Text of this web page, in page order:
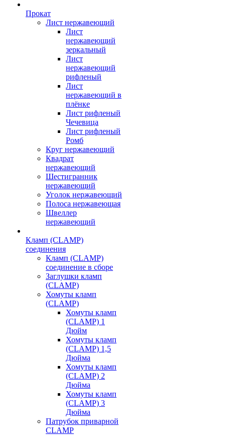
Прокат
Лист нержавеющий
Лист
нержавеющий
зеркальный
Лист
нержавеющий
рифленый
Лист
нержавеющий в
плёнке
Лист рифленый
Чечевица
Лист рифленый
Ромб
Круг нержавеющий
Квадрат
нержавеющий
Шестигранник
нержавеющий
Уголок нержавеющий
Полоса нержавеющая
Швеллер
нержавеющий
Кламп (CLAMP)
соединения
Кламп (CLAMP)
соединение в сборе
Заглушки кламп
(CLAMP)
Хомуты кламп
(CLAMP)
Хомуты кламп
(CLAMP) 1
Дюйм
Хомуты кламп
(CLAMP) 1,5
Дюйма
Хомуты кламп
(CLAMP) 2
Дюйма
Хомуты кламп
(CLAMP) 3
Дюйма
Патрубок приварной
CLAMP